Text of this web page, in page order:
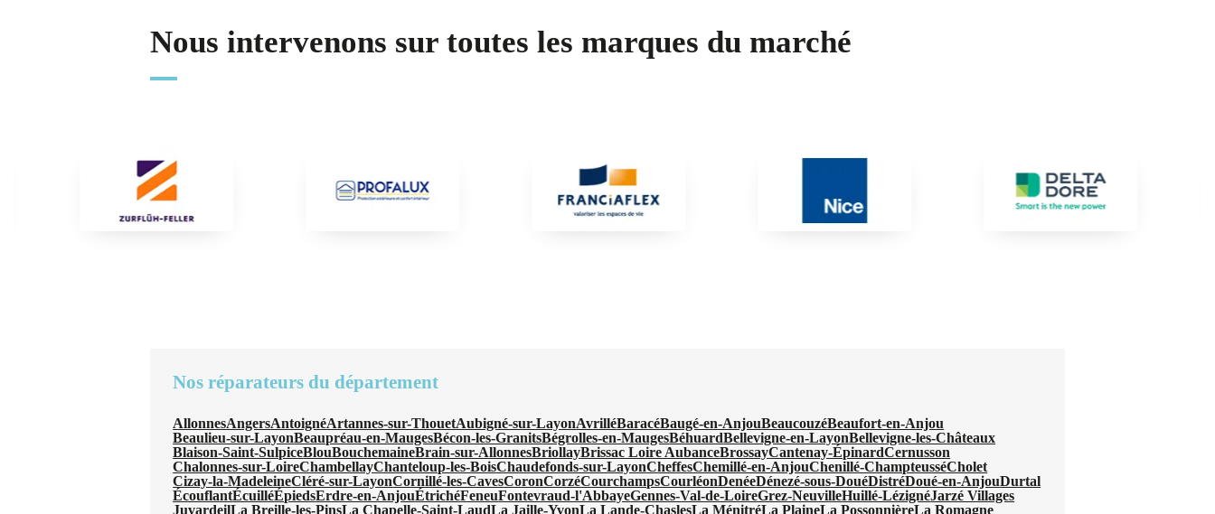
Nous intervenons sur toutes les marques du marché
Nos réparateurs du département
AllonnesAngersAntoignéArtannes-sur-ThouetAubigné-sur-LayonAvrilléBaracéBaugé-en-AnjouBeaucouzéBeaufort-en-Anjou
Beaulieu-sur-LayonBeaupréau-en-MaugesBécon-les-GranitsBégrolles-en-MaugesBéhuardBellevigne-en-LayonBellevigne-les-Châteaux
Blaison-Saint-SulpiceBlouBouchemaineBrain-sur-AllonnesBriollayBrissac Loire AubanceBrossayCantenay-ÉpinardCernusson
Chalonnes-sur-LoireChambellayChanteloup-les-BoisChaudefonds-sur-LayonCheffesChemillé-en-AnjouChenillé-ChampteusséCholet
Cizay-la-MadeleineCléré-sur-LayonCornillé-les-CavesCoronCorzéCourchampsCourléonDenéeDénezé-sous-DouéDistréDoué-en-AnjouDurtal
ÉcouflantÉcuilléÉpiedsErdre-en-AnjouÉtrichéFeneuFontevraud-l'AbbayeGennes-Val-de-LoireGrez-NeuvilleHuillé-LézignéJarzé Villages
JuvardeilLa Breille-les-PinsLa Chapelle-Saint-LaudLa Jaille-YvonLa Lande-ChaslesLa MénitréLa PlaineLa PossonnièreLa Romagne